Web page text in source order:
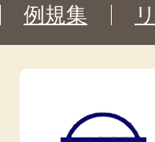
例規集
王